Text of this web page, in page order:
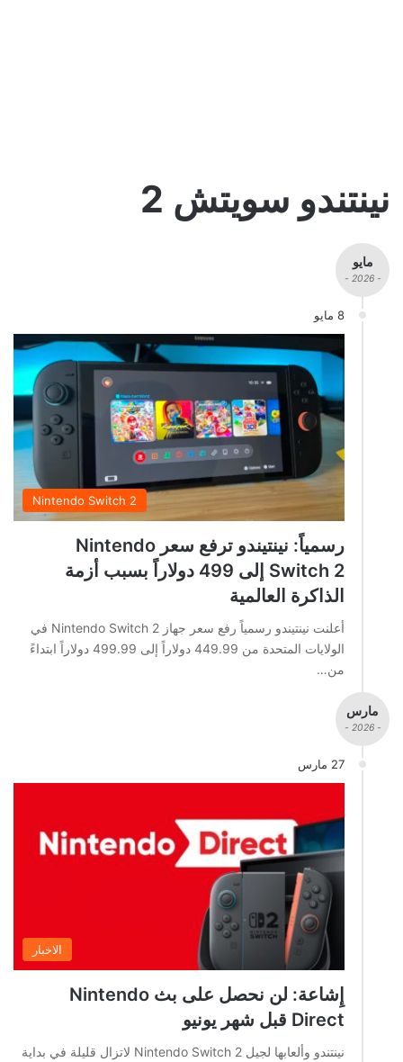
نينتندو سويتش 2
مايو
- 2026 -
8 مايو
Nintendo Switch 2
رسمياً: نينتيندو ترفع سعر Nintendo
Switch 2 إلى 499 دولاراً بسبب أزمة
الذاكرة العالمية
أعلنت نينتيندو رسمياً رفع سعر جهاز Nintendo Switch 2 في
الولايات المتحدة من 449.99 دولاراً إلى 499.99 دولاراً ابتداءً
من…
مارس
- 2026 -
27 مارس
الاخبار
إِشاعة: لن نحصل على بث Nintendo
Direct قبل شهر يونيو
نينتندو وألعابها لجيل Nintendo Switch 2 لاتزال قليلة في بداية